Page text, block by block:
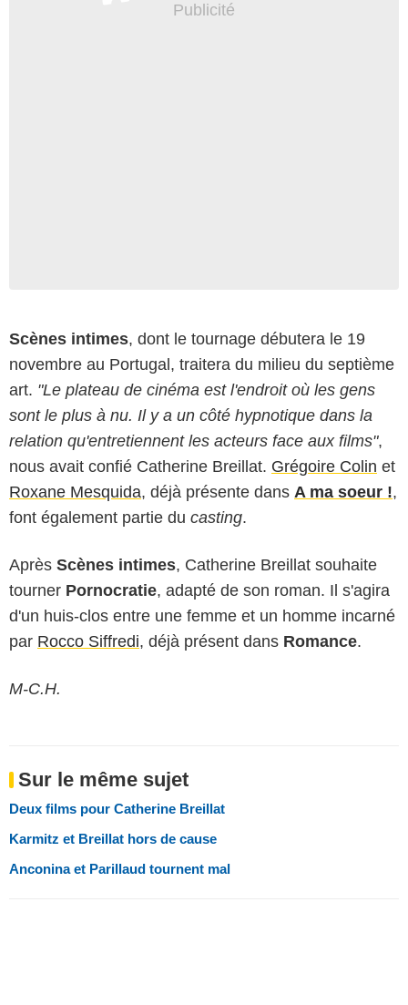
Scènes intimes, dont le tournage débutera le 19
novembre au Portugal, traitera du milieu du septième
art. "Le plateau de cinéma est l'endroit où les gens
sont le plus à nu. Il y a un côté hypnotique dans la
relation qu'entretiennent les acteurs face aux films",
nous avait confié Catherine Breillat. Grégoire Colin et
Roxane Mesquida, déjà présente dans A ma soeur !,
font également partie du casting.
Après Scènes intimes, Catherine Breillat souhaite
tourner Pornocratie, adapté de son roman. Il s'agira
d'un huis-clos entre une femme et un homme incarné
par Rocco Siffredi, déjà présent dans Romance.
M-C.H.
Sur le même sujet
Deux films pour Catherine Breillat
Karmitz et Breillat hors de cause
Anconina et Parillaud tournent mal